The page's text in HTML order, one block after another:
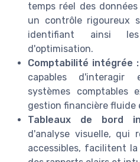
temps réel des
un contrôle rigoureux
identifiant ainsi
d'optimisation.
Comptabilité intégrée :
capables d'interagir
systèmes comptables
gestion financière fluide
Tableaux de bord
d'analyse visuelle, qui
accessibles, facilitent